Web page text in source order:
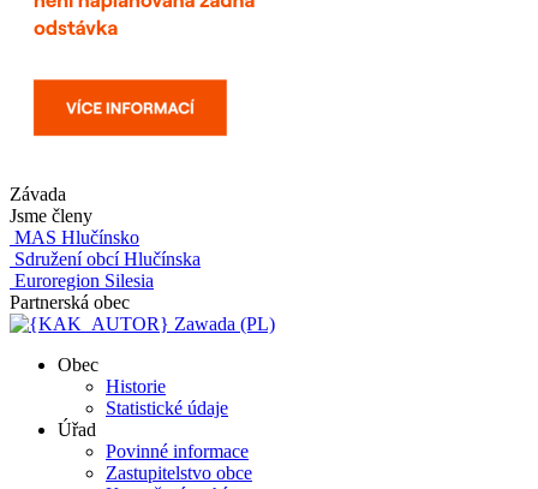
Závada
Jsme členy
MAS Hlučínsko
Sdružení obcí Hlučínska
Euroregion Silesia
Partnerská obec
Zawada (PL)
Obec
Historie
Statistické údaje
Úřad
Povinné informace
Zastupitelstvo obce